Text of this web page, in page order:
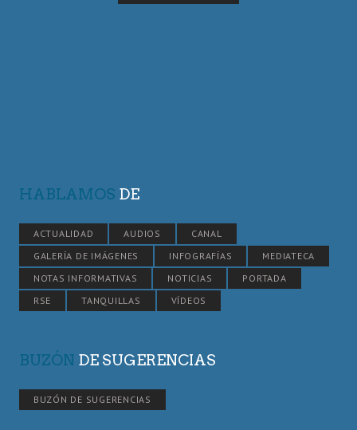
HABLAMOS DE
ACTUALIDAD AUDIOS
CANAL
GALERÍA DE IMÁGENES
INFOGRAFÍAS
MEDIATECA
NOTAS INFORMATIVAS
NOTICIAS
PORTADA
RSE
TANQUILLAS VÍDEOS
BUZÓN DE SUGERENCIAS
BUZÓN DE SUGERENCIAS